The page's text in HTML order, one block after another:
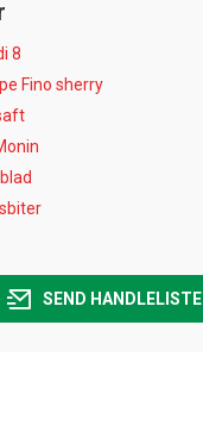
8
Fino sherry
SEND HANDLELISTE